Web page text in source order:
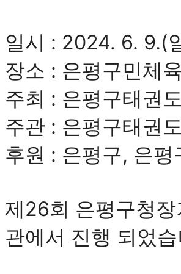
일시 : 2024. 6. 9.(
장소 : 은평구민체
주최 : 은평구태권
주관 : 은평구태권
후원 : 은평구, 은
제26회 은평구청
관에서 진행 되었